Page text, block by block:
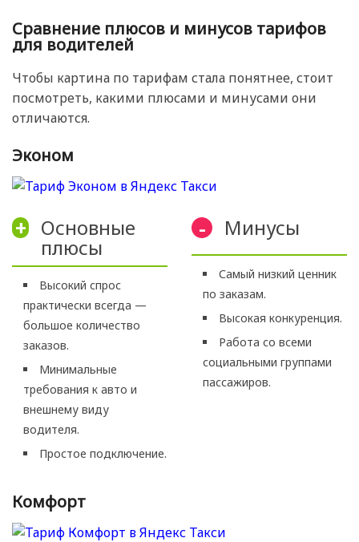
Сравнение плюсов и минусов тарифов
для водителей
Чтобы картина по тарифам стала понятнее, стоит
посмотреть, какими плюсами и минусами они
отличаются.
Эконом
+ Основные
плюсы
Высокий спрос
практически всегда —
большое количество
заказов.
Минимальные
требования к авто и
внешнему виду
водителя.
Простое подключение.
- Минусы
Самый низкий ценник
по заказам.
Высокая конкуренция.
Работа со всеми
социальными группами
пассажиров.
Комфорт